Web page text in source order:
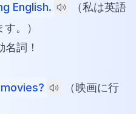
English.
（私は英語
。）
詞！
（映画に行